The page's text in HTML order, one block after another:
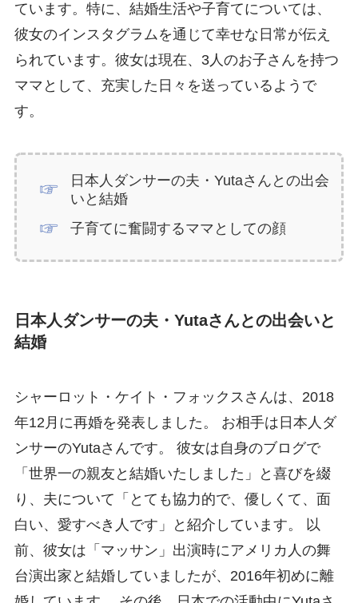
ています。特に、結婚生活や子育てについては、
彼女のインスタグラムを通じて幸せな日常が伝え
られています。彼女は現在、3人のお子さんを持つ
ママとして、充実した日々を送っているようで
す。
日本人ダンサーの夫・Yutaさんとの出会
いと結婚
子育てに奮闘するママとしての顔
日本人ダンサーの夫・Yutaさんとの出会いと
結婚
シャーロット・ケイト・フォックスさんは、2018
年12月に再婚を発表しました。 お相手は日本人ダ
ンサーのYutaさんです。 彼女は自身のブログで
「世界一の親友と結婚いたしました」と喜びを綴
り、夫について「とても協力的で、優しくて、面
白い、愛すべき人です」と紹介しています。 以
前、彼女は「マッサン」出演時にアメリカ人の舞
台演出家と結婚していましたが、2016年初めに離